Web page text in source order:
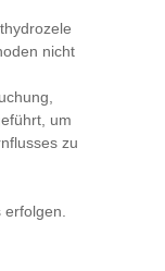
nicht
um
zu